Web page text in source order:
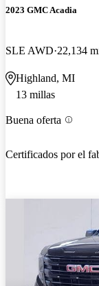
2023 GMC Acadia
SLE AWD 22,134
Highland, MI
13 millas
Buena oferta
Certificados por el